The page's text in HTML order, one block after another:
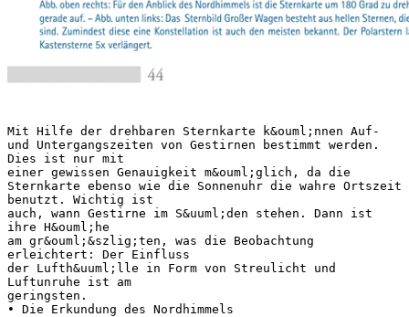
Mit Hilfe der drehbaren Sternkarte k&ouml;nnen Auf-
und Untergangszeiten von Gestirnen bestimmt werden.
Dies ist nur mit
einer gewissen Genauigkeit m&ouml;glich, da die
Sternkarte ebenso wie die Sonnenuhr die wahre Ortszeit
benutzt. Wichtig ist
auch, wann Gestirne im S&uuml;den stehen. Dann ist
ihre H&ouml;he
am gr&ouml;&szlig;ten, was die Beobachtung
erleichtert: Der Einfluss
der Lufth&uuml;lle in Form von Streulicht und
Luftunruhe ist am
geringsten.
• Die Erkundung des Nordhimmels